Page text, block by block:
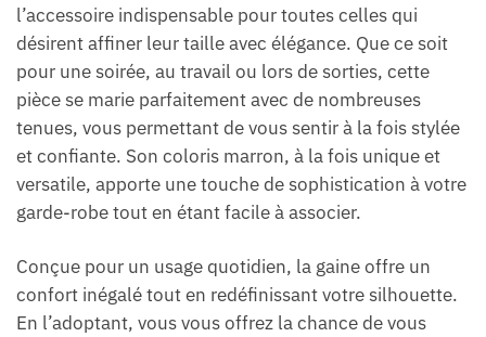
l’accessoire indispensable pour toutes celles qui
désirent affiner leur taille avec élégance. Que ce soit
pour une soirée, au travail ou lors de sorties, cette
pièce se marie parfaitement avec de nombreuses
tenues, vous permettant de vous sentir à la fois stylée
et confiante. Son coloris marron, à la fois unique et
versatile, apporte une touche de sophistication à votre
garde-robe tout en étant facile à associer.
Conçue pour un usage quotidien, la gaine offre un
confort inégalé tout en redéfinissant votre silhouette.
En l’adoptant, vous vous offrez la chance de vous